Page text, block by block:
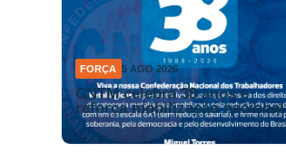
FORÇA 5 AGO 2026
CNTM celebra 38 anos e
reforça mobilização nacional